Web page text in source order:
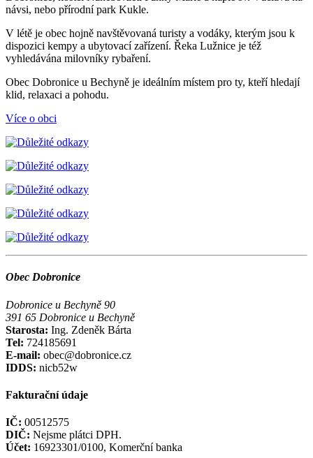
návsi, nebo přírodní park Kukle.
V létě je obec hojně navštěvovaná turisty a vodáky, kterým jsou k
dispozici kempy a ubytovací zařízení. Řeka Lužnice je též
vyhledávána milovníky rybaření.
Obec Dobronice u Bechyně je ideálním místem pro ty, kteří hledají
klid, relaxaci a pohodu.
Více o obci
Obec Dobronice
Dobronice u Bechyně 90
391 65 Dobronice u Bechyně
Starosta: Ing. Zdeněk Bárta
Tel: 724185691
E-mail: obec@dobronice.cz
IDDS: nicb52w
Fakturační údaje
IČ: 00512575
DIČ: Nejsme plátci DPH.
Účet: 16923301/0100, Komerční banka